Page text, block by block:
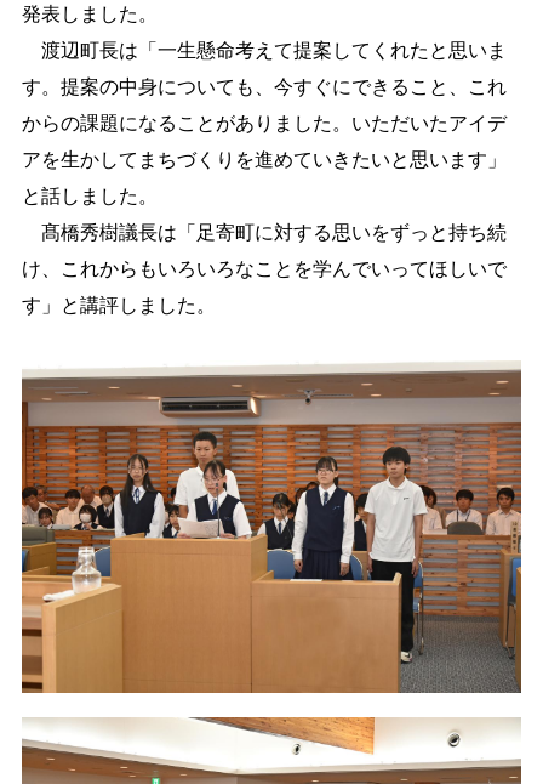
リセット
language
発表しました。
渡辺町長は「一生懸命考えて提案してくれたと思いま
す。提案の中身についても、今すぐにできること、これ
からの課題になることがありました。いただいたアイデ
アを生かしてまちづくりを進めていきたいと思います」
と話しました。
髙橋秀樹議長は「足寄町に対する思いをずっと持ち続
け、これからもいろいろなことを学んでいってほしいで
す」と講評しました。